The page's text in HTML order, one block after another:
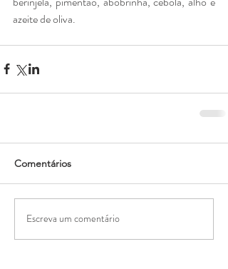
azeite de oliva.
Comentários
Escreva um comentário